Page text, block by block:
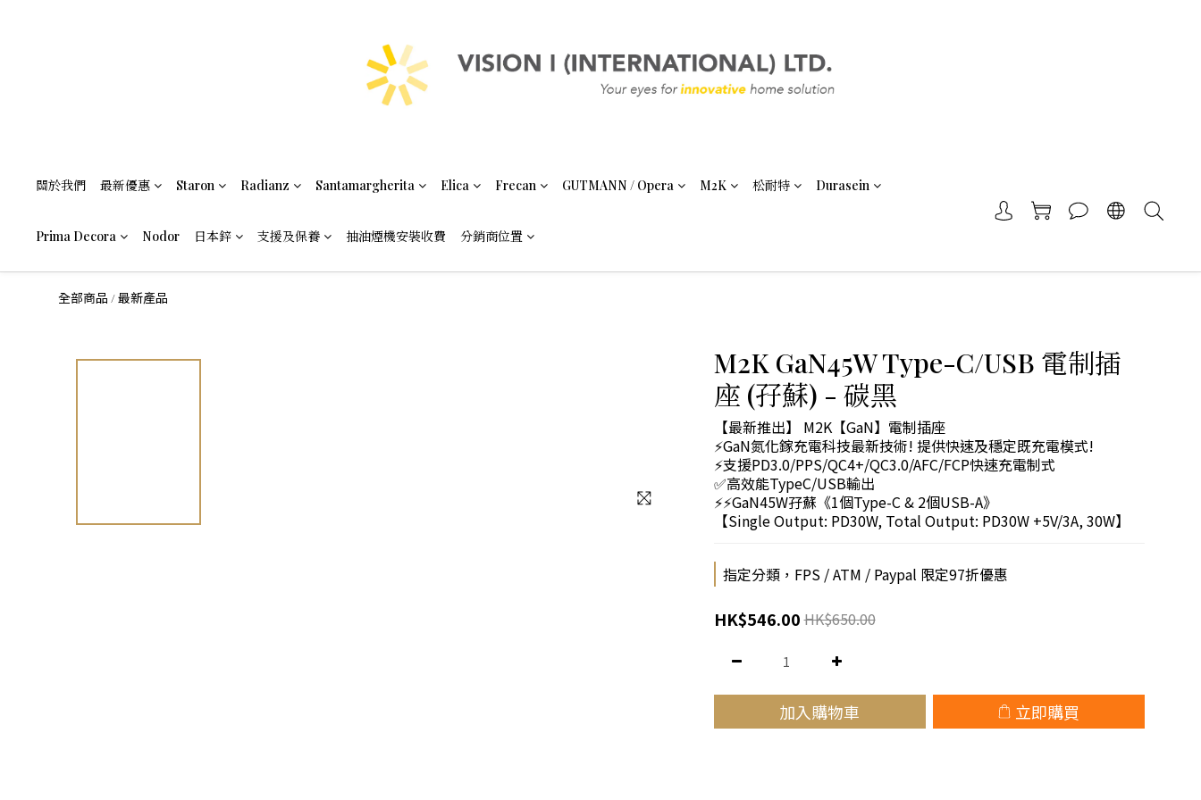
關於我們 最新優惠 Staron Radianz Santamargherita Elica Frecan GUTMANN / Opera M2K 松耐特 Durasein
Prima Decora Nodor 日本鋅 支援及保養 抽油煙機安裝收費 分銷商位置
全部商品 /最新產品
M2K GaN45W Type-C/USB 電制插
座 (孖蘇) - 碳黑
【最新推出】 M2K【GaN】電制插座
⚡GaN氮化鎵充電科技最新技術! 提供快速及穩定既充電模式!
⚡支援PD3.0/PPS/QC4+/QC3.0/AFC/FCP快速充電制式
✅高效能TypeC/USB輸出
⚡⚡GaN45W孖蘇《1個Type-C & 2個USB-A》
【Single Output: PD30W, Total Output: PD30W +5V/3A, 30W】
指定分類，FPS / ATM / Paypal 限定97折優惠
HK$546.00HK$650.00
加入購物車 立即購買